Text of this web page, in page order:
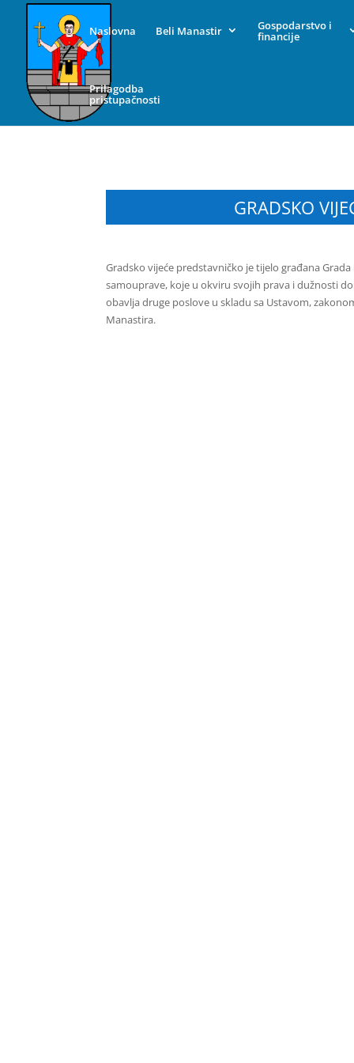
Naslovna Beli Manastir Gospodarstvo i
financije
Prilagodba
pristupačnosti
GRADSKO
Gradsko vijeće predstavničko je tijelo građana
samouprave, koje u okviru svojih prava i dužnosti
obavlja druge poslove u skladu sa Ustavom,
Manastira.